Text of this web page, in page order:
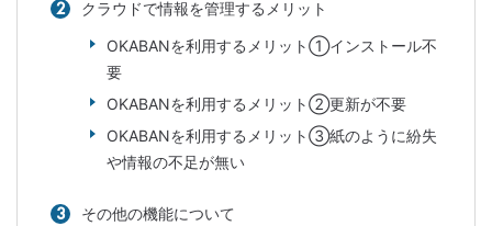
クラウドで情報を管理するメリット
OKABANを利用するメリット①インストール不
要
OKABANを利用するメリット②更新が不要
OKABANを利用するメリット③紙のように紛失
や情報の不足が無い
その他の機能について